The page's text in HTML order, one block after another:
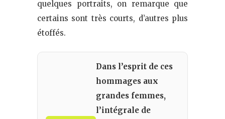
quelques portraits, on remarque que
certains sont très courts, d’autres plus
étoffés.
Dans l’esprit de ces
hommages aux
grandes femmes,
l’intégrale de